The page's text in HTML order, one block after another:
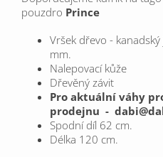
pouzdro Prince
Vršek dřevo -
mm.
Nalepovací kůže
Dřevěný závit
Pro aktuální váhy
prodejnu -
Spodní díl 62 cm.
Délka 120 cm.